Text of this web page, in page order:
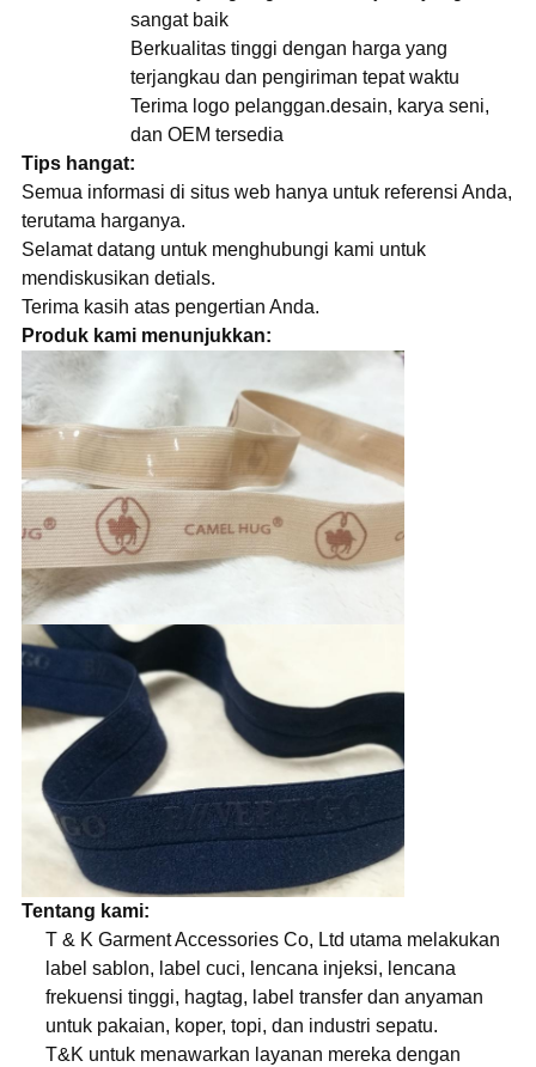
sangat baik
Berkualitas tinggi dengan harga yang
terjangkau dan pengiriman tepat waktu
Terima logo pelanggan.desain, karya seni,
dan OEM tersedia
Tips hangat:
Semua informasi di situs web hanya untuk referensi Anda,
terutama harganya.
Selamat datang untuk menghubungi kami untuk
mendiskusikan detials.
Terima kasih atas pengertian Anda.
Produk kami menunjukkan:
Tentang kami:
T & K Garment Accessories Co, Ltd utama melakukan
label sablon, label cuci, lencana injeksi, lencana
frekuensi tinggi, hagtag, label transfer dan anyaman
untuk pakaian, koper, topi, dan industri sepatu.
T&K untuk menawarkan layanan mereka dengan